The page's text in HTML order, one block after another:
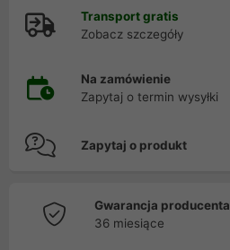
Transport gratis
Zobacz szczegóły
Na zamówienie
Zapytaj o termin wysyłki
Zapytaj o produkt
Gwarancja producenta
36 miesiące